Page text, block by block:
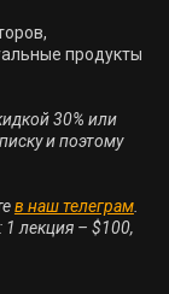
продукты
30% или
и поэтому
в наш телеграм.
лекция – $100,